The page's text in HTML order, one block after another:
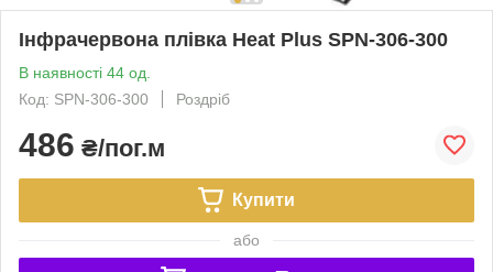
Інфрачервона плівка Heat Plus SPN-306-300
В наявності 44 од.
Код: SPN-306-300
Роздріб
486 ₴/пог.м
Купити
або